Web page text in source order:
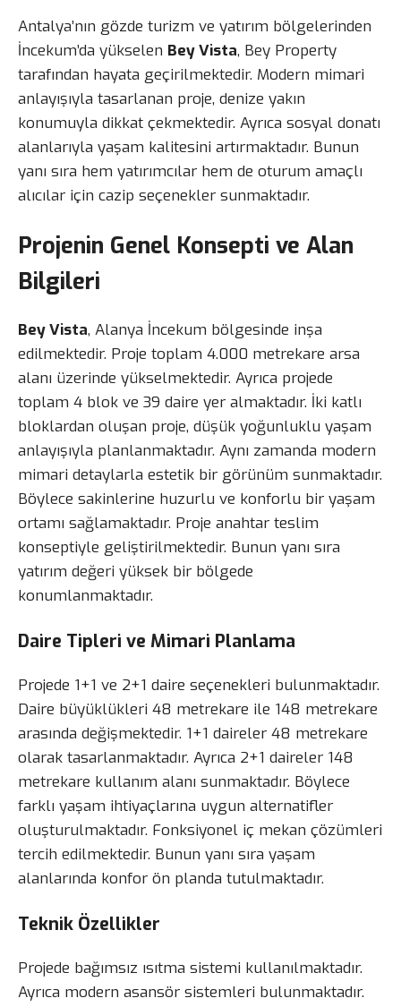
Antalya’nın gözde turizm ve yatırım bölgelerinden
İncekum’da yükselen Bey Vista, Bey Property
tarafından hayata geçirilmektedir. Modern mimari
anlayışıyla tasarlanan proje, denize yakın
konumuyla dikkat çekmektedir. Ayrıca sosyal donatı
alanlarıyla yaşam kalitesini artırmaktadır. Bunun
yanı sıra hem yatırımcılar hem de oturum amaçlı
alıcılar için cazip seçenekler sunmaktadır.
Projenin Genel Konsepti ve Alan
Bilgileri
Bey Vista, Alanya İncekum bölgesinde inşa
edilmektedir. Proje toplam 4.000 metrekare arsa
alanı üzerinde yükselmektedir. Ayrıca projede
toplam 4 blok ve 39 daire yer almaktadır. İki katlı
bloklardan oluşan proje, düşük yoğunluklu yaşam
anlayışıyla planlanmaktadır. Aynı zamanda modern
mimari detaylarla estetik bir görünüm sunmaktadır.
Böylece sakinlerine huzurlu ve konforlu bir yaşam
ortamı sağlamaktadır. Proje anahtar teslim
konseptiyle geliştirilmektedir. Bunun yanı sıra
yatırım değeri yüksek bir bölgede
konumlanmaktadır.
Daire Tipleri ve Mimari Planlama
Projede 1+1 ve 2+1 daire seçenekleri bulunmaktadır.
Daire büyüklükleri 48 metrekare ile 148 metrekare
arasında değişmektedir. 1+1 daireler 48 metrekare
olarak tasarlanmaktadır. Ayrıca 2+1 daireler 148
metrekare kullanım alanı sunmaktadır. Böylece
farklı yaşam ihtiyaçlarına uygun alternatifler
oluşturulmaktadır. Fonksiyonel iç mekan çözümleri
tercih edilmektedir. Bunun yanı sıra yaşam
alanlarında konfor ön planda tutulmaktadır.
Teknik Özellikler
Projede bağımsız ısıtma sistemi kullanılmaktadır.
Ayrıca modern asansör sistemleri bulunmaktadır.